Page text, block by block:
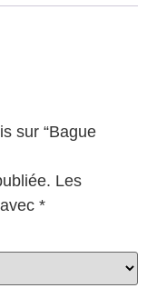
sur “Bague
Les
*